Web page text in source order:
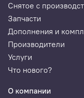
Снятое с
Запчасти
Дополнения и
Производители
Услуги
Что нового?
О компании